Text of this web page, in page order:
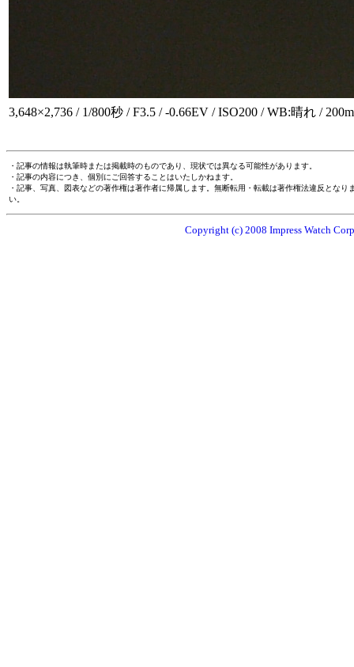
3,648×2,736 / 1/800秒 / F3.5 / -0.66EV / ISO200 / WB:晴れ /
・記事の情報は執筆時または掲載時のものであり、現状では異なる可能性があります。
・記事の内容につき、個別にご回答することはいたしかねます。
・記事、写真、図表などの著作権は著作者に帰属します。無断転用・転載は著作権法違反とな
い。
Copyright (c) 2008 Impress Watch